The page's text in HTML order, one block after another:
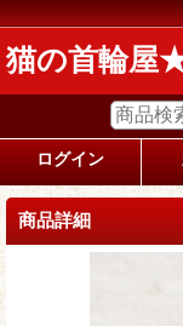
猫の首輪屋
ログイン
商品詳細